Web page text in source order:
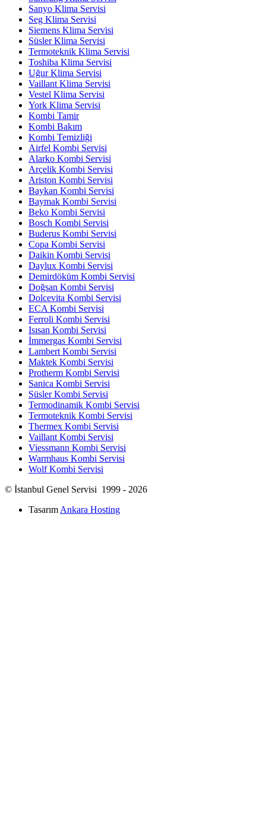
Sanyo Klima Servisi
Seg Klima Servisi
Siemens Klima Servisi
Süsler Klima Servisi
Termoteknik Klima Servisi
Toshiba Klima Servisi
Uğur Klima Servisi
Vaillant Klima Servisi
Vestel Klima Servisi
York Klima Servisi
Kombi Tamir
Kombi Bakım
Kombi Temizliği
Airfel Kombi Servisi
Alarko Kombi Servisi
Arçelik Kombi Servisi
Ariston Kombi Servisi
Baykan Kombi Servisi
Baymak Kombi Servisi
Beko Kombi Servisi
Bosch Kombi Servisi
Buderus Kombi Servisi
Copa Kombi Servisi
Daikin Kombi Servisi
Daylux Kombi Servisi
Demirdöküm Kombi Servisi
Doğsan Kombi Servisi
Dolcevita Kombi Servisi
ECA Kombi Servisi
Ferroli Kombi Servisi
Isısan Kombi Servisi
İmmergas Kombi Servisi
Lambert Kombi Servisi
Maktek Kombi Servisi
Protherm Kombi Servisi
Sanica Kombi Servisi
Süsler Kombi Servisi
Termodinamik Kombi Servisi
Termoteknik Kombi Servisi
Thermex Kombi Servisi
Vaillant Kombi Servisi
Viessmann Kombi Servisi
Warmhaus Kombi Servisi
Wolf Kombi Servisi
© İstanbul Genel Servisi 1999 - 2026
Tasarım Ankara Hosting